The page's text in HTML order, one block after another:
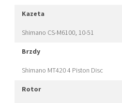
kazeta
Shimano CS-M6100, 10-51
brzdy
Shimano MT420 4 Piston Disc
rotor